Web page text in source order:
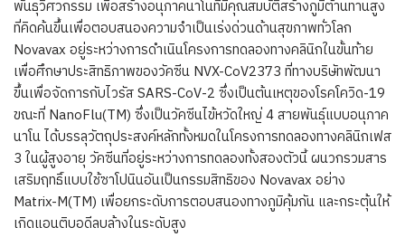
พันธุวิศวกรรม เพื่อสร้างอนุภาคนาโนที่มีคุณสมบัติสร้างภูมิต้านทานสูง
ที่คิดค้นขึ้นเพื่อตอบสนองความจำเป็นเร่งด่วนด้านสุขภาพทั่วโลก
Novavax อยู่ระหว่างการดำเนินโครงการทดลองทางคลินิกในขั้นท้าย
เพื่อศึกษาประสิทธิภาพของวัคซีน NVX-CoV2373 ที่ทางบริษัทพัฒนา
ขึ้นเพื่อจัดการกับไวรัส SARS-CoV-2 ซึ่งเป็นต้นเหตุของโรคโควิด-19
ขณะที่ NanoFlu(TM) ซึ่งเป็นวัคซีนไข้หวัดใหญ่ 4 สายพันธุ์แบบอนุภาค
นาโน ได้บรรลุวัตถุประสงค์หลักทั้งหมดในโครงการทดลองทางคลินิกเฟส
3 ในผู้สูงอายุ วัคซีนที่อยู่ระหว่างการทดลองทั้งสองตัวนี้ ผนวกรวมสาร
เสริมฤทธิ์แบบใช้ซาโปนินอันเป็นกรรมสิทธิของ Novavax อย่าง
Matrix-M(TM) เพื่อยกระดับการตอบสนองทางภูมิคุ้มกัน และกระตุ้นให้
เกิดแอนติบอดีลบล้างในระดับสูง